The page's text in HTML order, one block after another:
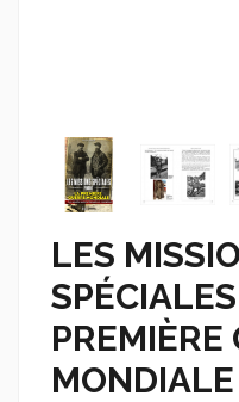
LES
PREMIÈRE
MONDIALE